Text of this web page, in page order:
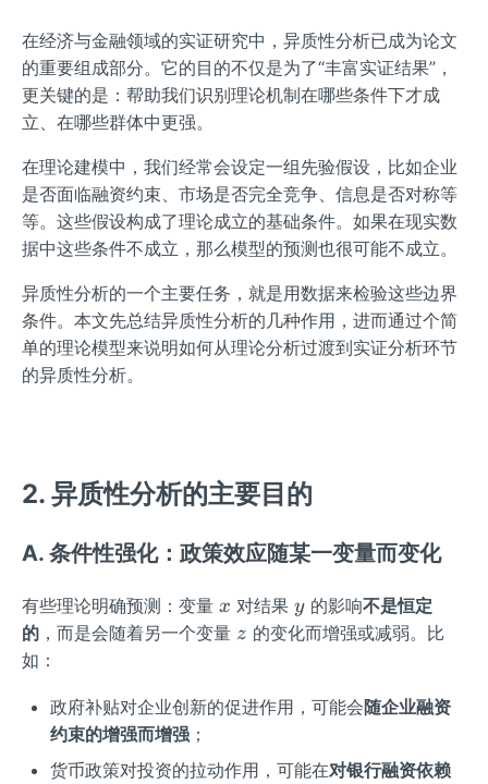
在经济与金融领域的实证研究中，异质性分析已成为论文
的重要组成部分。它的目的不仅是为了“丰富实证结果”，
更关键的是：帮助我们识别理论机制在哪些条件下才成
立、在哪些群体中更强。
在理论建模中，我们经常会设定一组先验假设，比如企业
是否面临融资约束、市场是否完全竞争、信息是否对称等
等。这些假设构成了理论成立的基础条件。如果在现实数
据中这些条件不成立，那么模型的预测也很可能不成立。
异质性分析的一个主要任务，就是用数据来检验这些边界
条件。本文先总结异质性分析的几种作用，进而通过个简
单的理论模型来说明如何从理论分析过渡到实证分析环节
的异质性分析。
2. 异质性分析的主要目的
A. 条件性强化：政策效应随某一变量而变化
有些理论明确预测：变量 x
x 对结果 y
y的影响不是恒定
的 ，而是会随着另一个变量 z
z 的变化而增强或减弱。比
如：
政府补贴对企业创新的促进作用，可能会随企业融资
约束的增强而增强；
货币政策对投资的拉动作用，可能在对银行融资依赖